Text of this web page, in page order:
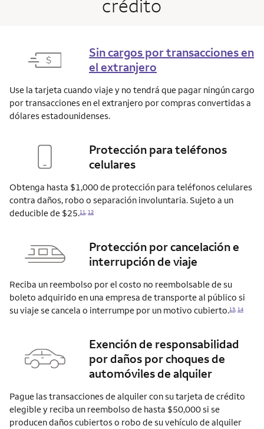
crédito
Sin cargos por transacciones en
el extranjero
Use la tarjeta cuando viaje y no tendrá que pagar ningún cargo
por transacciones en el extranjero por compras convertidas a
dólares estadounidenses.
Protección para teléfonos
celulares
Obtenga hasta $1,000 de protección para teléfonos celulares
contra daños, robo o separación involuntaria. Sujeto a un
deducible de $25.11 12
Protección por cancelación e
interrupción de viaje
Reciba un reembolso por el costo no reembolsable de su
boleto adquirido en una empresa de transporte al público si
su viaje se cancela o interrumpe por un motivo cubierto.13 14
Exención de responsabilidad
por daños por choques de
automóviles de alquiler
Pague las transacciones de alquiler con su tarjeta de crédito
elegible y reciba un reembolso de hasta $50,000 si se
producen daños cubiertos o robo de su vehículo de alquiler